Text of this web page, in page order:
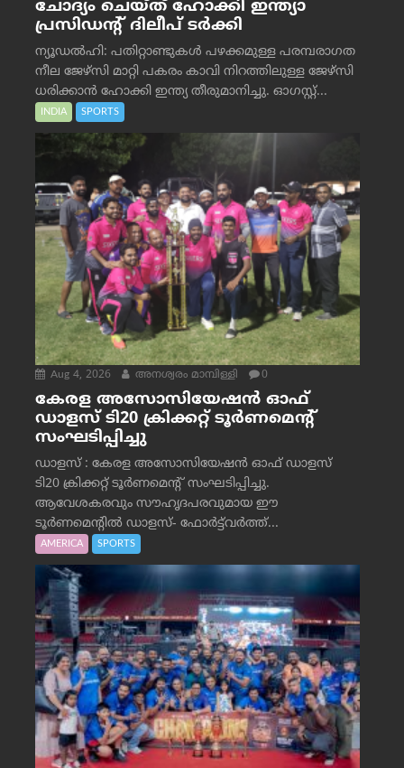
ചോദ്യം ചെയ്ത് ഹോക്കി ഇന്ത്യാ
പ്രസിഡന്റ് ദിലീപ് ടര്‍ക്കി
ന്യൂഡൽഹി: പതിറ്റാണ്ടുകൾ പഴക്കമുള്ള പരമ്പരാഗത
നീല ജേഴ്‌സി മാറ്റി പകരം കാവി നിറത്തിലുള്ള ജേഴ്‌സി
ധരിക്കാൻ ഹോക്കി ഇന്ത്യ തീരുമാനിച്ചു. ഓഗസ്റ്റ്...
INDIA SPORTS
Aug 4, 2026 അനശ്വരം മാമ്പിള്ളി 0
കേരള അസോസിയേഷൻ ഓഫ്
ഡാളസ് ടി20 ക്രിക്കറ്റ് ടൂർണമെന്റ്
സംഘടിപ്പിച്ചു
ഡാളസ് : കേരള അസോസിയേഷൻ ഓഫ് ഡാളസ്
ടി20 ക്രിക്കറ്റ് ടൂർണമെന്റ് സംഘടിപ്പിച്ചു.
ആവേശകരവും സൗഹൃദപരവുമായ ഈ
ടൂർണമെന്റിൽ ഡാളസ്- ഫോർട്ട്‌വര്‍ത്ത്...
AMERICA SPORTS